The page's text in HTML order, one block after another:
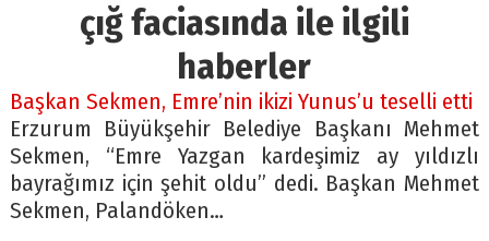
çığ faciasında ile ilgili
haberler
Başkan Sekmen, Emre’nin ikizi Yunus’u teselli etti
Erzurum Büyükşehir Belediye Başkanı Mehmet
Sekmen, “Emre Yazgan kardeşimiz ay yıldızlı
bayrağımız için şehit oldu” dedi. Başkan Mehmet
Sekmen, Palandöken…